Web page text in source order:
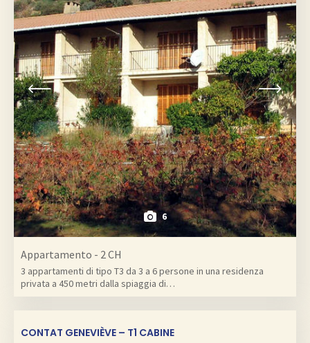
6
Appartamento - 2 CH
3 appartamenti di tipo T3 da 3 a 6 persone in una residenza
privata a 450 metri dalla spiaggia di…
CONTAT GENEVIÈVE – T1 CABINE